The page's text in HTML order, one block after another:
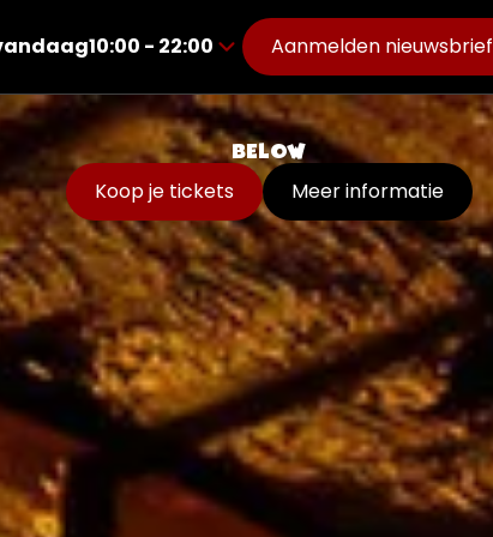
10:00 - 22:00
van
10:00
tot
22:00
Aanmelden nieuwsbrief
BELOW
Koop je tickets Meer informatie